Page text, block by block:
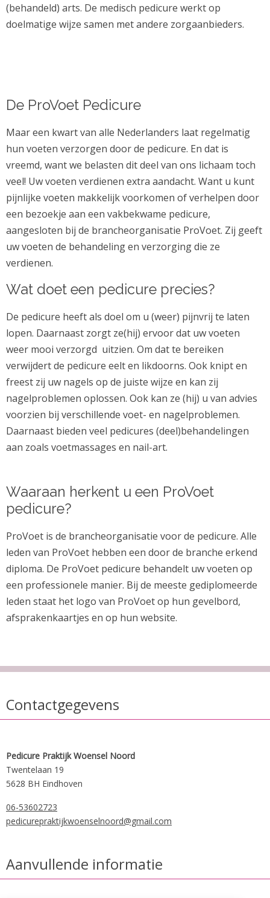
(behandeld) arts. De medisch pedicure werkt op
doelmatige wijze samen met andere zorgaanbieders.
De ProVoet Pedicure
Maar een kwart van alle Nederlanders laat regelmatig
hun voeten verzorgen door de pedicure. En dat is
vreemd, want we belasten dit deel van ons lichaam toch
veel! Uw voeten verdienen extra aandacht. Want u kunt
pijnlijke voeten makkelijk voorkomen of verhelpen door
een bezoekje aan een vakbekwame pedicure,
aangesloten bij de brancheorganisatie ProVoet. Zij geeft
uw voeten de behandeling en verzorging die ze
verdienen.
Wat doet een pedicure precies?
De pedicure heeft als doel om u (weer) pijnvrij te laten
lopen. Daarnaast zorgt ze(hij) ervoor dat uw voeten
weer mooi verzorgd uitzien. Om dat te bereiken
verwijdert de pedicure eelt en likdoorns. Ook knipt en
freest zij uw nagels op de juiste wijze en kan zij
nagelproblemen oplossen. Ook kan ze (hij) u van advies
voorzien bij verschillende voet- en nagelproblemen.
Daarnaast bieden veel pedicures (deel)behandelingen
aan zoals voetmassages en nail-art.
Waaraan herkent u een ProVoet
pedicure?
ProVoet is de brancheorganisatie voor de pedicure. Alle
leden van ProVoet hebben een door de branche erkend
diploma. De ProVoet pedicure behandelt uw voeten op
een professionele manier. Bij de meeste gediplomeerde
leden staat het logo van ProVoet op hun gevelbord,
afsprakenkaartjes en op hun website.
Contactgegevens
Pedicure Praktijk Woensel Noord
Twentelaan 19
5628 BH Eindhoven
06-53602723
pedicurepraktijkwoenselnoord@gmail.com
Aanvullende informatie